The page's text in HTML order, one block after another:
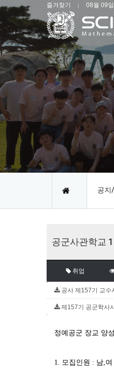
즐겨찾기 08월 09
공지
공군사관학교
취업
공사 제157기 교수
제157기 공군학사
정예공군 장교 양
1. 모집인원 : 남,여